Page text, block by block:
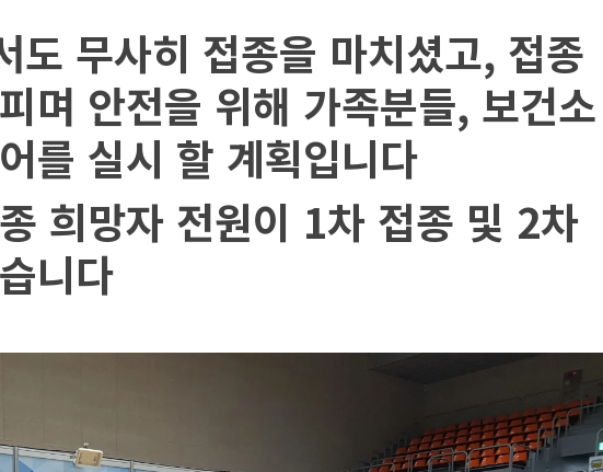
도 무사히 접종을 마치셨고, 접종
며 안전을 위해 가족분들, 보건소
를 실시 할 계획입니다
희망자 전원이 1차 접종 및 2차
니다